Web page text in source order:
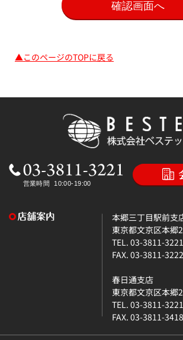
▲このページのTOPに戻る
本郷三丁目駅前支
東京都文京区本郷
TEL. 03-3811-3221
FAX. 03-3811-3222
春日通支店
東京都文京区本郷
TEL. 03-3811-3221
FAX. 03-3811-3418